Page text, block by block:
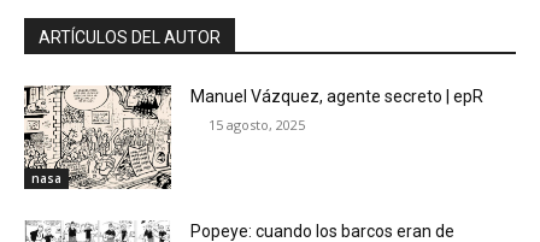
ARTÍCULOS DEL AUTOR
nasa
Manuel Vázquez, agente secreto | epR
15 agosto, 2025
Popeye: cuando los barcos eran de